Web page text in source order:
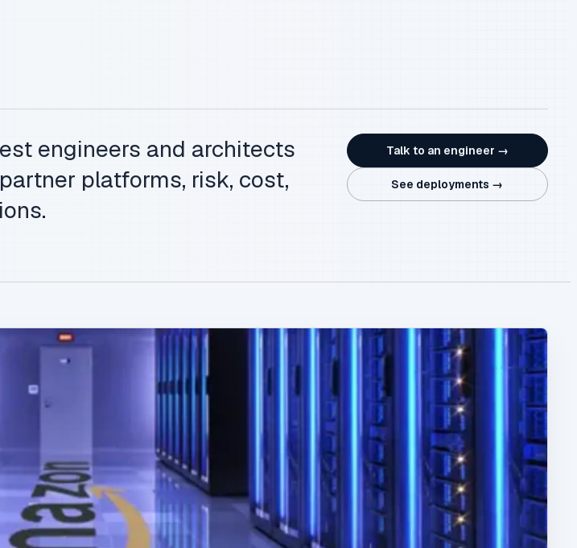
engineers and architects
platforms, risk, cost,
Talk to an engineer →
See deployments →